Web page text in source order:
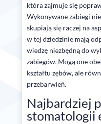
która zajmuje się
Wykonywane zabiegi
skupiają się raczej na
w tej dziedzinie mają
wiedzę niezbędną do
zabiegów. Mogą one
kształtu zębów, ale
przebarwień.
Najbardziej
stomatologii